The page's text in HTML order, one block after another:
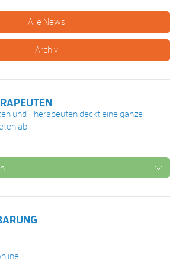
Alle News
Archiv
und Therapeuten deckt eine ganze
ab.